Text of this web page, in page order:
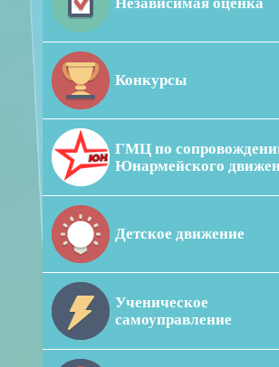
Конкурсы
ГМЦ по
Юнармейского
Детское движение
Ученическое
самоуправление